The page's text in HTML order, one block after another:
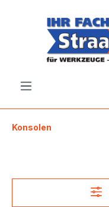
Konsolen